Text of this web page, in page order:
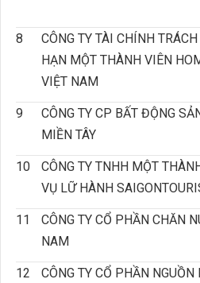
8
CÔNG TY TÀI CHÍNH
HẠN MỘT THÀNH VIÊN
VIỆT NAM
9
CÔNG TY CP BẤT ĐỘNG
MIỀN TÂY
10
CÔNG TY TNHH MỘT
VỤ LỮ HÀNH
11
CÔNG TY CỔ PHẦN CHĂN
NAM
12
CÔNG TY CỔ PHẦN